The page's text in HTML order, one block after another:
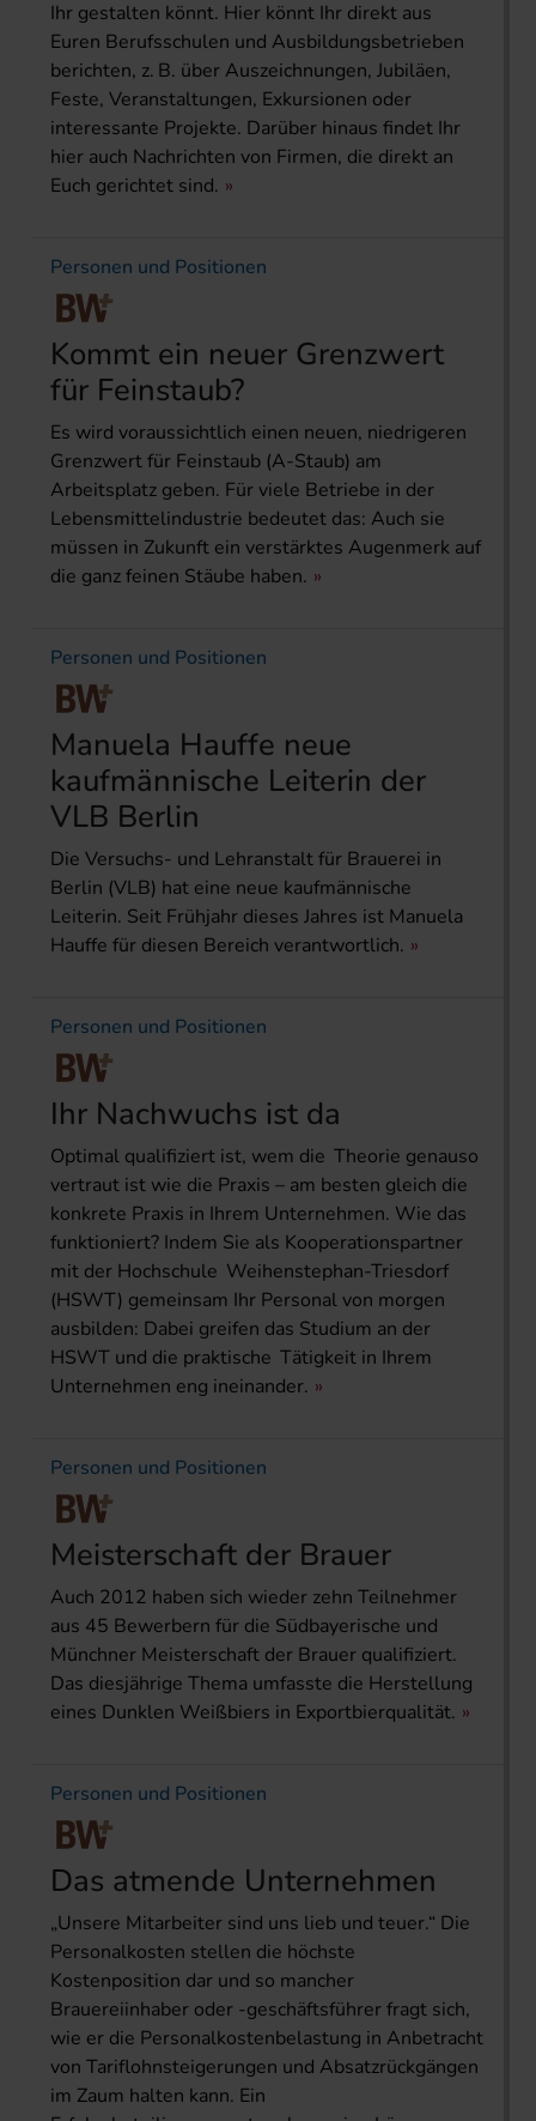
Ihr gestalten könnt. Hier könnt Ihr direkt aus
Euren Berufsschulen und Ausbildungsbetrieben
berichten, z. B. über Auszeichnungen, Jubiläen,
Feste, Veranstaltungen, Exkursionen oder
interessante Projekte. Darüber hinaus findet Ihr
hier auch Nachrichten von Firmen, die direkt an
Euch gerichtet sind.
Personen und Positionen
Kommt ein neuer Grenzwert
für Feinstaub?
Es wird voraussichtlich einen neuen, niedrigeren
Grenzwert für Feinstaub (A-Staub) am
Arbeitsplatz geben. Für viele Betriebe in der
Lebensmittelindustrie bedeutet das: Auch sie
müssen in Zukunft ein verstärktes Augenmerk auf
die ganz feinen Stäube haben.
Personen und Positionen
Manuela Hauffe neue
kaufmännische Leiterin der
VLB Berlin
Die Versuchs- und Lehranstalt für Brauerei in
Berlin (VLB) hat eine neue kaufmännische
Leiterin. Seit Frühjahr dieses Jahres ist Manuela
Hauffe für diesen Bereich verantwortlich.
Personen und Positionen
Ihr Nachwuchs ist da
Optimal qualifiziert ist, wem die Theorie genauso
vertraut ist wie die Praxis – am besten gleich die
konkrete Praxis in Ihrem Unternehmen. Wie das
funktioniert? Indem Sie als Kooperationspartner
mit der Hochschule Weihenstephan-Triesdorf
(HSWT) gemeinsam Ihr Personal von morgen
ausbilden: Dabei greifen das Studium an der
HSWT und die praktische Tätigkeit in Ihrem
Unternehmen eng ineinander.
Personen und Positionen
Meisterschaft der Brauer
Auch 2012 haben sich wieder zehn Teilnehmer
aus 45 Bewerbern für die Südbayerische und
Münchner Meisterschaft der Brauer qualifiziert.
Das diesjährige Thema umfasste die Herstellung
eines Dunklen Weißbiers in Exportbierqualität.
Personen und Positionen
Das atmende Unternehmen
„Unsere Mitarbeiter sind uns lieb und teuer.“ Die
Personalkosten stellen die höchste
Kostenposition dar und so mancher
Brauereiinhaber oder -geschäftsführer fragt sich,
wie er die Personalkostenbelastung in Anbetracht
von Tariflohnsteigerungen und Absatzrückgängen
im Zaum halten kann. Ein